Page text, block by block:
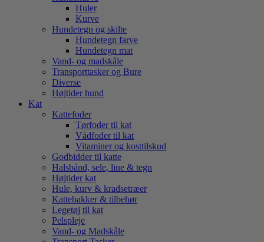
Huler
Kurve
Hundetegn og skilte
Hundetegn farve
Hundetegn mat
Vand- og madskåle
Transporttasker og Bure
Diverse
Højtider hund
Kat
Kattefoder
Tørfoder til kat
Vådfoder til kat
Vitaminer og kosttilskud
Godbidder til katte
Halsbånd, sele, line & tegn
Højtider kat
Hule, kurv & kradsetræer
Kattebakker & tilbehør
Legetøj til kat
Pelspleje
Vand- og Madskåle